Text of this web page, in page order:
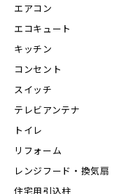
エアコン
エコキュート
キッチン
コンセント
スイッチ
テレビアンテナ
トイレ
リフォーム
レンジフード・換気扇
住宅用引込柱